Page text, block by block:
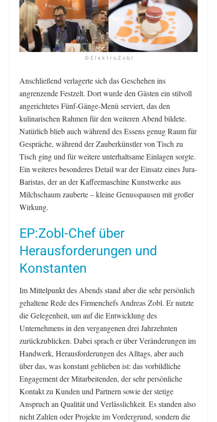
© E l e k t r o Z o b l
Anschließend verlagerte sich das Geschehen ins
angrenzende Festzelt. Dort wurde den Gästen ein stilvoll
angerichtetes Fünf-Gänge-Menü serviert, das den
kulinarischen Rahmen für den weiteren Abend bildete.
Natürlich blieb auch während des Essens genug Raum für
Gespräche, während der Zauberkünstler von Tisch zu
Tisch ging und für weitere unterhaltsame Einlagen sorgte.
Ein weiteres besonderes Detail war der Einsatz eines Jura-
Baristas, der an der Kaffeemaschine Kunstwerke aus
Milchschaum zauberte – kleine Genusspausen mit großer
Wirkung.
EP:Zobl-Chef über
Herausforderungen und
Konstanten
Im Mittelpunkt des Abends stand aber die sehr persönlich
gehaltene Rede des Firmenchefs Andreas Zobl. Er nutzte
die Gelegenheit, um auf die Entwicklung des
Unternehmens in den vergangenen drei Jahrzehnten
zurückzublicken. Dabei sprach er über Veränderungen im
Handwerk, Herausforderungen des Alltags, aber auch
über das, was konstant geblieben ist: das vorbildliche
Engagement der Mitarbeitenden, der sehr persönliche
Kontakt zu Kunden und Partnern sowie der stetige
Anspruch an Qualität und Verlässlichkeit. Es standen also
nicht Zahlen oder Projekte im Vordergrund, sondern die